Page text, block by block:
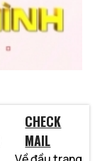
CHECK
MAIL